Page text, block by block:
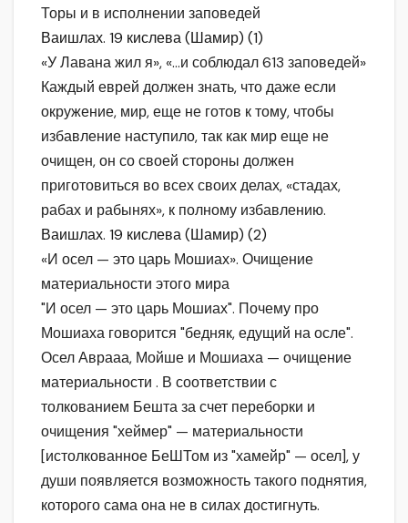
Торы и в исполнении заповедей
Ваишлах. 19 кислева (Шамир) (1)
«У Лавана жил я», «…и соблюдал 613 заповедей»
Каждый еврей должен знать, что даже если
окружение, мир, еще не готов к тому, чтобы
избавление наступило, так как мир еще не
очищен, он со своей стороны должен
приготовиться во всех своих делах, «стадах,
рабах и рабынях», к полному избавлению.
Ваишлах. 19 кислева (Шамир) (2)
«И осел — это царь Мошиах». Очищение
материальности этого мира
"И осел — это царь Мошиах". Почему про
Мошиаха говорится "бедняк, едущий на осле".
Осел Аврааа, Мойше и Мошиаха — очищение
материальности . В соответствии с
толкованием Бешта за счет переборки и
очищения "хеймер" — материальности
[истолкованное БеШТом из "хамейр" — осел], у
души появляется возможность такого поднятия,
которого сама она не в силах достигнуть.